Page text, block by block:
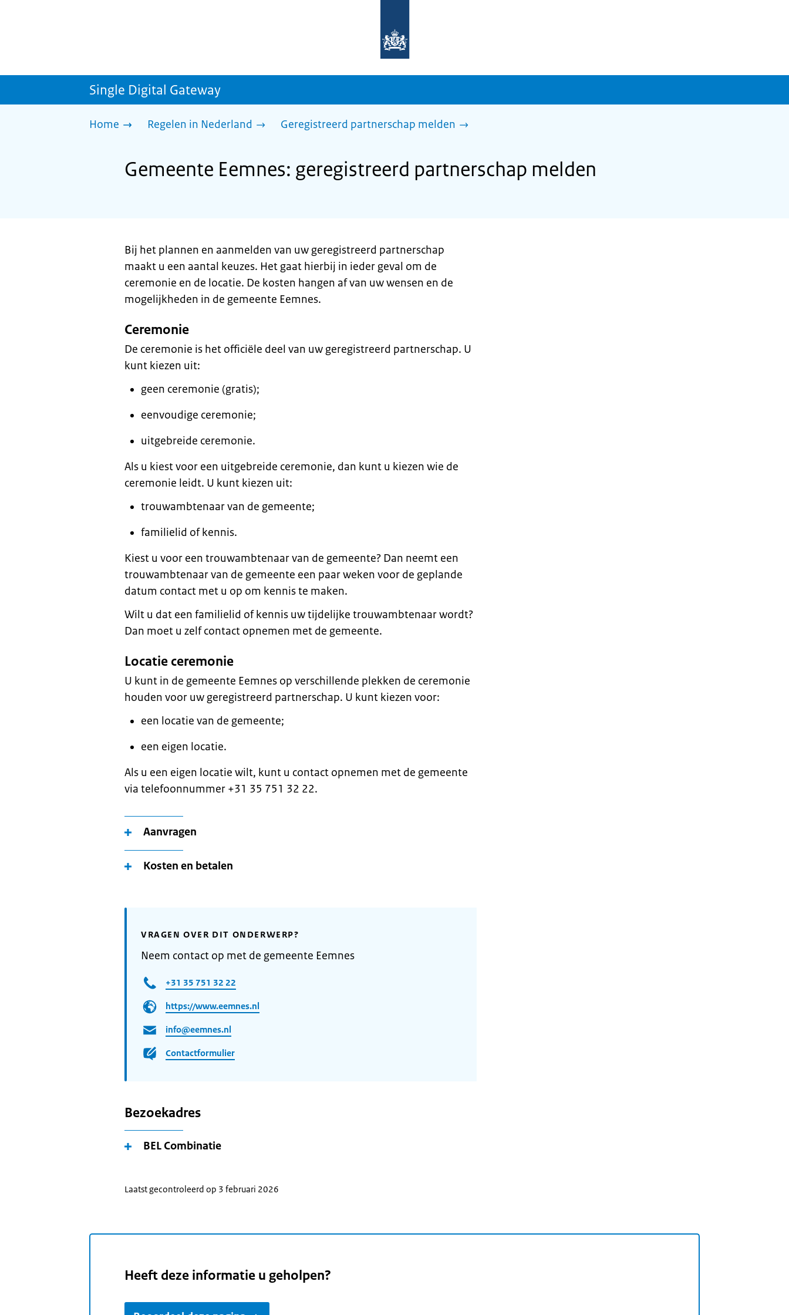
homepage
sdg.rijksoverheid.nl
Single Digital Gateway
Home Regelen in Nederland Geregistreerd partnerschap melden
Gemeente Eemnes: geregistreerd partnerschap melden
Bij het plannen en aanmelden van uw geregistreerd partnerschap
maakt u een aantal keuzes. Het gaat hierbij in ieder geval om de
ceremonie en de locatie. De kosten hangen af van uw wensen en de
mogelijkheden in de gemeente Eemnes.
Ceremonie
De ceremonie is het officiële deel van uw geregistreerd partnerschap. U
kunt kiezen uit:
geen ceremonie (gratis);
eenvoudige ceremonie;
uitgebreide ceremonie.
Als u kiest voor een uitgebreide ceremonie, dan kunt u kiezen wie de
ceremonie leidt. U kunt kiezen uit:
trouwambtenaar van de gemeente;
familielid of kennis.
Kiest u voor een trouwambtenaar van de gemeente? Dan neemt een
trouwambtenaar van de gemeente een paar weken voor de geplande
datum contact met u op om kennis te maken.
Wilt u dat een familielid of kennis uw tijdelijke trouwambtenaar wordt?
Dan moet u zelf contact opnemen met de gemeente.
Locatie ceremonie
U kunt in de gemeente Eemnes op verschillende plekken de ceremonie
houden voor uw geregistreerd partnerschap. U kunt kiezen voor:
een locatie van de gemeente;
een eigen locatie.
Als u een eigen locatie wilt, kunt u contact opnemen met de gemeente
via telefoonnummer +31 35 751 32 22.
Aanvragen
Kosten en betalen
VRAGEN OVER DIT ONDERWERP?
Neem contact op met de gemeente Eemnes
+31 35 751 32 22
https://www.eemnes.nl
info@eemnes.nl
Contactformulier
Bezoekadres
BEL Combinatie
Laatst gecontroleerd op 3 februari 2026
Heeft deze informatie u geholpen?